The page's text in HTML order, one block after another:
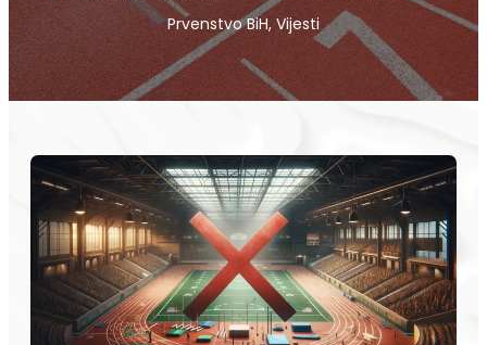
Prvenstvo BiH, Vijesti